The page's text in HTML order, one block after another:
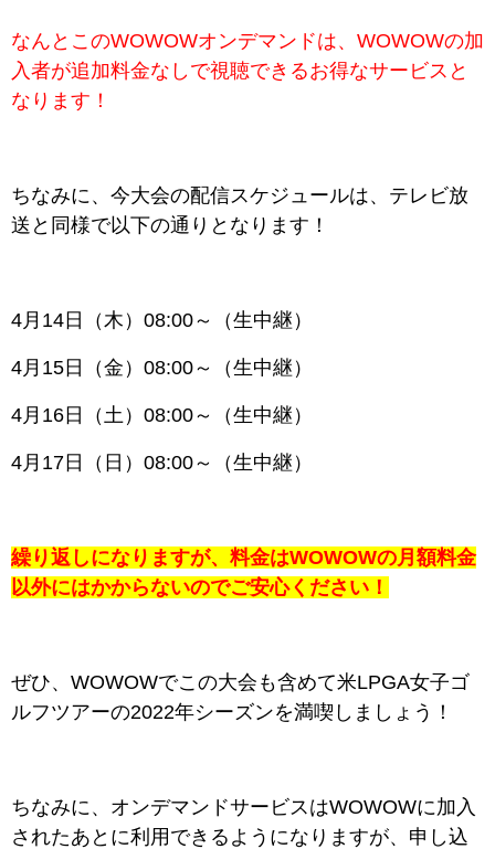
なんとこのWOWOWオンデマンドは、WOWOWの加
入者が追加料金なしで視聴できるお得なサービスと
なります！
ちなみに、今大会の配信スケジュールは、テレビ放
送と同様で以下の通りとなります！
4月14日（木）08:00～（生中継）
4月15日（金）08:00～（生中継）
4月16日（土）08:00～（生中継）
4月17日（日）08:00～（生中継）
繰り返しになりますが、料金はWOWOWの月額料金
以外にはかからないのでご安心ください！
ぜひ、WOWOWでこの大会も含めて米LPGA女子ゴ
ルフツアーの2022年シーズンを満喫しましょう！
ちなみに、 オンデマンドサービスはWOWOWに加入
されたあとに利用できるようになりますが、申し込